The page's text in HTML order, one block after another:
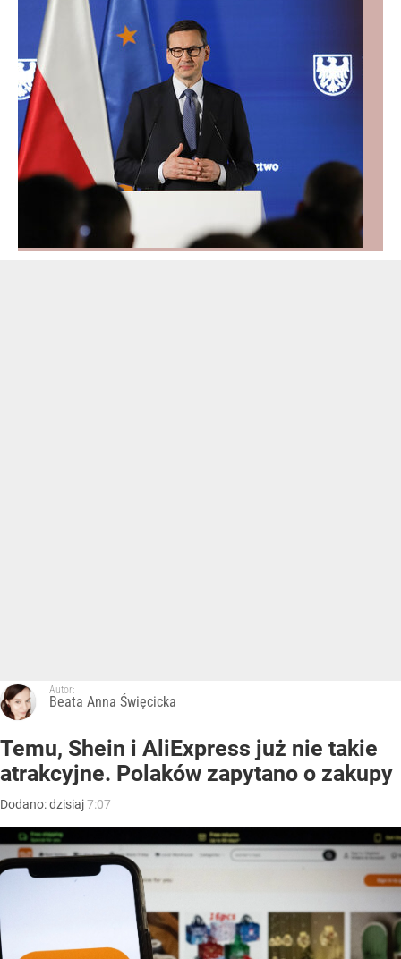
Autor:
Beata Anna Święcicka
Temu, Shein i AliExpress już nie takie
atrakcyjne. Polaków zapytano o zakupy
Dodano:dzisiaj7:07